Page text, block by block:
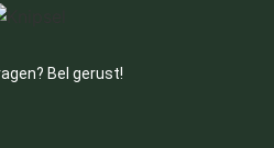
Bel gerust!